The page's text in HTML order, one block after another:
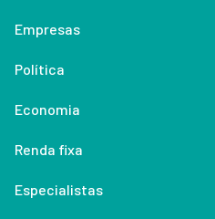
Empresas
Política
Economia
Renda fixa
Especialistas